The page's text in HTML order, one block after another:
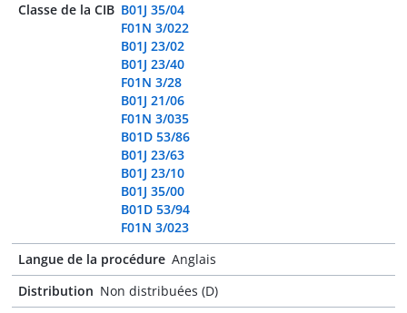
Classe de la CIB B01J 35/04
F01N 3/022
B01J 23/02
B01J 23/40
F01N 3/28
B01J 21/06
F01N 3/035
B01D 53/86
B01J 23/63
B01J 23/10
B01J 35/00
B01D 53/94
F01N 3/023
Langue de la procédure Anglais
Distribution Non distribuées (D)